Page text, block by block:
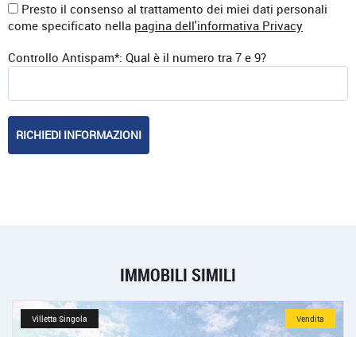
Presto il consenso al trattamento dei miei dati personali
come specificato nella pagina dell'informativa Privacy
Controllo Antispam*: Qual è il numero tra 7 e 9?
IMMOBILI SIMILI
Vendita
Villetta Singola